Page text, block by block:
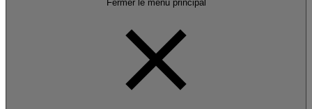
Fermer le menu principal